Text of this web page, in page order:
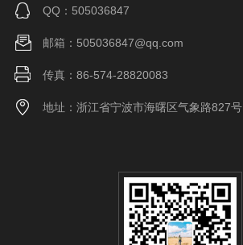
QQ：505036847
邮箱：505036847@qq.com
传真：86-574-28820083
地址：浙江省宁波市海曙区气象路827号